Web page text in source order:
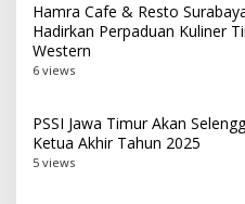
Hamra Cafe & Resto
Hadirkan Perpaduan Kuliner
Western
6 views
PSSI Jawa Timur Akan
Ketua Akhir Tahun 2025
5 views